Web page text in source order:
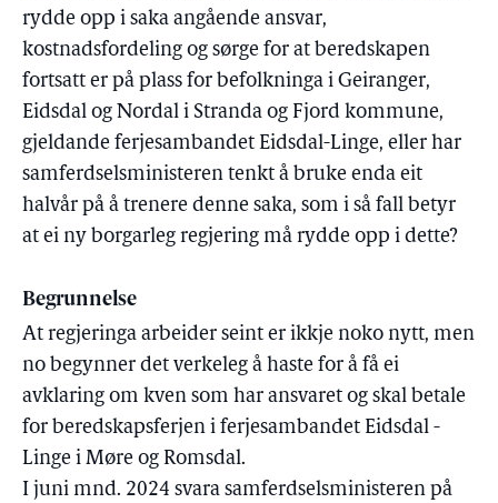
rydde opp i saka angående ansvar,
kostnadsfordeling og sørge for at beredskapen
fortsatt er på plass for befolkninga i Geiranger,
Eidsdal og Nordal i Stranda og Fjord kommune,
gjeldande ferjesambandet Eidsdal-Linge, eller har
samferdselsministeren tenkt å bruke enda eit
halvår på å trenere denne saka, som i så fall betyr
at ei ny borgarleg regjering må rydde opp i dette?
Begrunnelse
At regjeringa arbeider seint er ikkje noko nytt, men
no begynner det verkeleg å haste for å få ei
avklaring om kven som har ansvaret og skal betale
for beredskapsferjen i ferjesambandet Eidsdal -
Linge i Møre og Romsdal.
I juni mnd. 2024 svara samferdselsministeren på